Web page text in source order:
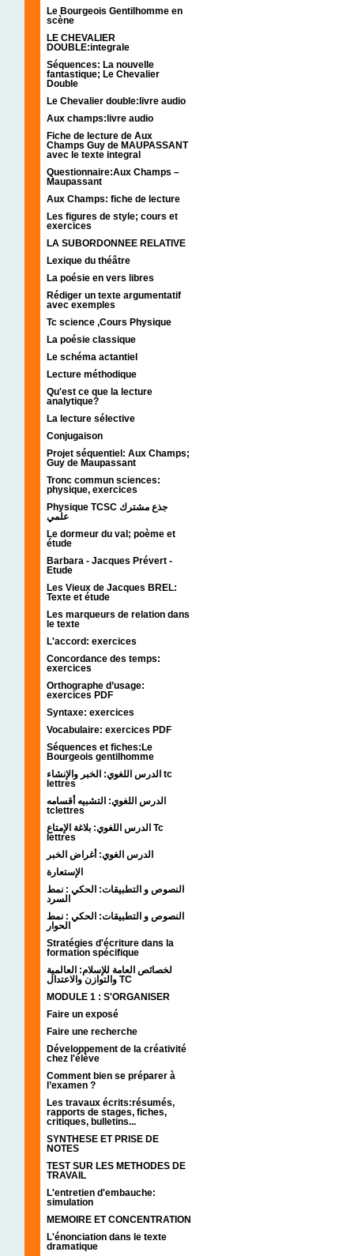
Le Bourgeois Gentilhomme en
scène
LE CHEVALIER
DOUBLE:integrale
Séquences: La nouvelle
fantastique; Le Chevalier
Double
Le Chevalier double:livre audio
Aux champs:livre audio
Fiche de lecture de Aux
Champs Guy de MAUPASSANT
avec le texte integral
Questionnaire:Aux Champs –
Maupassant
Aux Champs: fiche de lecture
Les figures de style; cours et
exercices
LA SUBORDONNEE RELATIVE
Lexique du théâtre
La poésie en vers libres
Rédiger un texte argumentatif
avec exemples
Tc science ,Cours Physique
La poésie classique
Le schéma actantiel
Lecture méthodique
Qu'est ce que la lecture
analytique?
La lecture sélective
Conjugaison
Projet séquentiel: Aux Champs;
Guy de Maupassant
Tronc commun sciences:
physique, exercices
Physique TCSC جذع مشترك
علمي
Le dormeur du val; poème et
étude
Barbara - Jacques Prévert -
Etude
Les Vieux de Jacques BREL:
Texte et étude
Les marqueurs de relation dans
le texte
L'accord: exercices
Concordance des temps:
exercices
Orthographe d’usage:
exercices PDF
Syntaxe: exercices
Vocabulaire: exercices PDF
Séquences et fiches:Le
Bourgeois gentilhomme
الدرس اللغوي: الخبر والإنشاء tc
lettres
الدرس اللغوي: التشبيه أقسامه
tclettres
الدرس اللغوي: بلاغة الإمتاع Tc
lettres
الدرس الغوي: أغراض الخبر
الإستعارة
النصوص و التطبيقات: الحكي : نمط
السرد
النصوص و التطبيقات: الحكي : نمط
الحوار
Stratégies d'écriture dans la
formation spécifique
لخصائص العامة للإسلام: العالمية
والتوازن والاعتدال TC
MODULE 1 : S'ORGANISER
Faire un exposé
Faire une recherche
Développement de la créativité
chez l'élève
Comment bien se préparer à
l’examen ?
Les travaux écrits:résumés,
rapports de stages, fiches,
critiques, bulletins...
SYNTHESE ET PRISE DE
NOTES
TEST SUR LES METHODES DE
TRAVAIL
L'entretien d'embauche:
simulation
MEMOIRE ET CONCENTRATION
L'énonciation dans le texte
dramatique